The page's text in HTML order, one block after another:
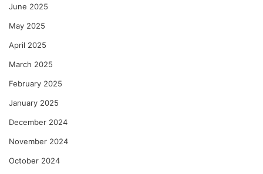
June 2025
May 2025
April 2025
March 2025
February 2025
January 2025
December 2024
November 2024
October 2024